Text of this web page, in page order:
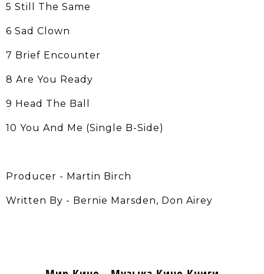
5 Still The Same
6 Sad Clown
7 Brief Encounter
8 Are You Ready
9 Head The Ball
10 You And Me (Single B-Side)
Producer - Martin Birch
Written By - Bernie Marsden, Don Airey